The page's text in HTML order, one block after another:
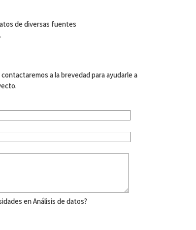
de diversas fuentes
a la brevedad para ayudarle a
en Análisis de datos?